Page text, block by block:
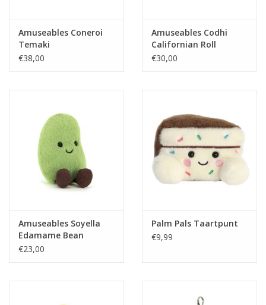
Merken
Amuseables Coneroi
Temaki
€38,00
Amuseables Codhi
Californian Roll
€30,00
Amuseables Soyella
Edamame Bean
€23,00
Palm Pals Taartpunt
€9,99